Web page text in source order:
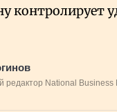
контролирует
редактор National Business